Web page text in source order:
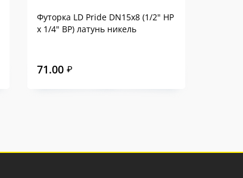
Футорка LD Pride DN15х8 (1/2" НР
х 1/4" ВР) латунь никель
71.00 ₽